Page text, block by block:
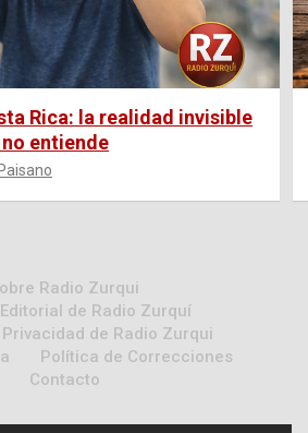
Rica: la realidad invisible
entiende
Radio Zurqui
de Radio Zurquí
de Radio Zurqui
Política de Correcciones
Contacto